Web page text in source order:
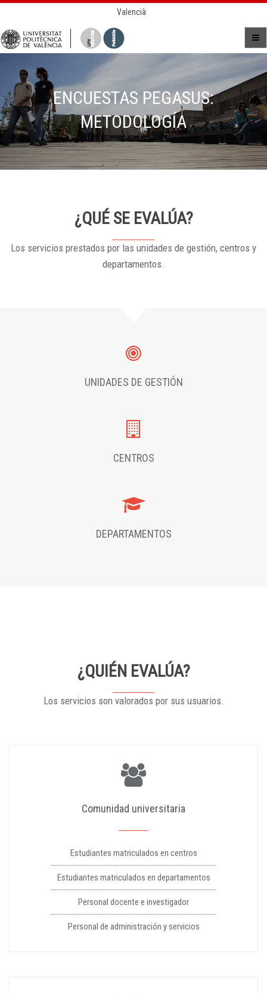
Valencià
ENCUESTAS PEGASUS:
METODOLOGÍA
¿QUÉ SE EVALÚA?
Los servicios prestados por las unidades de gestión, centros y
departamentos.
UNIDADES DE GESTIÓN
CENTROS
DEPARTAMENTOS
¿QUIÉN EVALÚA?
Los servicios son valorados por sus usuarios.
Comunidad universitaria
Estudiantes matriculados en centros
Estudiantes matriculados en departamentos
Personal docente e investigador
Personal de administración y servicios